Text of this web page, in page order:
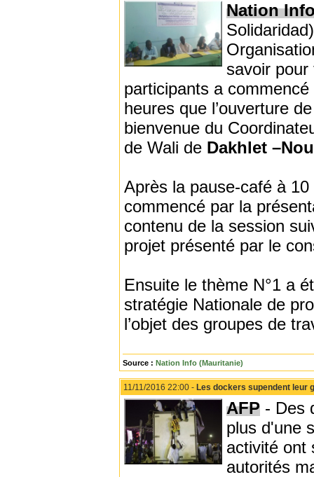
Nation
savoir
participants a
heures que l’ouverture
bienvenue du
de Wali de Dakhlet
Après la pause-café à
commencé par la
contenu de la session
projet présenté par le
Ensuite le thème N°1 a
stratégie Nationale de
l’objet des groupes de
Source : Nation Info (Mauritanie)
11/11/2016 22:00 - Les dockers supendent leur
AFP - Des
plus d'une
activité ont
autorités